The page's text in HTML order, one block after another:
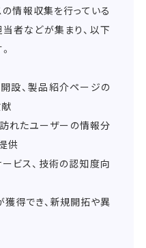
情報収集を行っている
者などが集まり、以下
設、製品紹介ページの
れたユーザーの情報分
供
ービス、技術の認知度向
獲得でき、新規開拓や異